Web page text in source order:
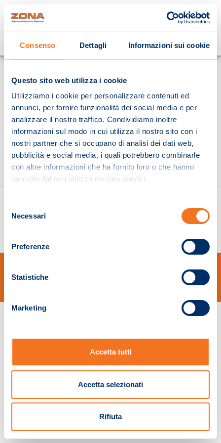
Consenso Dettagli Informazioni sui cookie
Questo sito web utilizza i cookie
Utilizziamo i cookie per personalizzare contenuti ed
annunci, per fornire funzionalità dei social media e per
analizzare il nostro traffico. Condividiamo inoltre
informazioni sul modo in cui utilizza il nostro sito con i
nostri partner che si occupano di analisi dei dati web,
pubblicità e social media, i quali potrebbero combinarle
con altre informazioni che ha fornito loro o che hanno
raccolto dal suo utilizzo dei loro servizi.
delNecessari
Preferenze
Statistiche
Marketing
Accetta tutti
Accetta selezionati
Rifiuta
Cosa stai cercando?
Pistoia 01680210505 – R.E.A. n.155974 - Cap.Soc. € 2.000.000,00 i.v. La
Società adotta il Codice Etico D.lgs. 231/01